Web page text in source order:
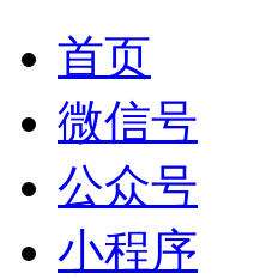
首页
微信号
公众号
小程序